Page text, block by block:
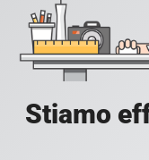
Stiamo